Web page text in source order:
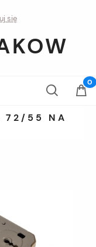
się
72/55 NA